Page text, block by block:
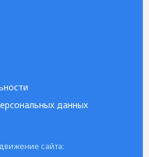
данных
сайта: